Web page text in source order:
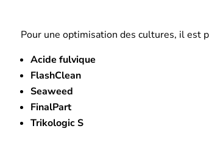
Pour une optimisation des cultures, il est
Acide fulvique
FlashClean
Seaweed
FinalPart
Trikologic S